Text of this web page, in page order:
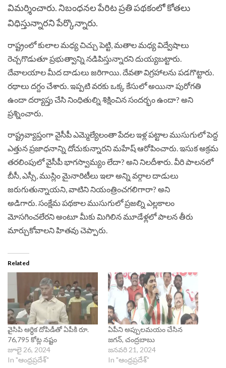
విమర్శించారు. నిబంధనల పేరిట ప్రతి పథకంలో కోతలు
విధిస్తున్నారని పేర్కొన్నారు.
రాష్ట్రంలో కులాల మధ్య చిచ్చు పెట్టి, మతాల మధ్య విద్వేషాలు
రెచ్చగొడుతూ ప్రభుత్వాన్ని నడిపిస్తున్నారని దుయ్యబట్టారు.
దేవాలయాల మీద దాడులు జరిగాయి. దేవతా విగ్రహాలను పడగొట్టారు.
రథాలు దగ్దం చేశారు. ఇప్పటి వరకు ఒక్క కేసులో అయినా పురోగతి
ఉందా దర్యాప్తు చేసి నింధితుల్ని శిక్షించిన సందర్భం ఉందా? అని
ప్రశ్నించారు.
రాష్ట్రవ్యాప్తంగా వైసీపీ ఎమ్మెల్యేలంతా పేదల ఇళ్ల పట్టాల ముసుగులో పెద్ద
ఎత్తున ప్రజాధనాన్ని దోచుకున్నారని మహేష్ ఆరోపించారు. ఇసుక అక్రమ
తరలింపులో వైసీపీ భాగస్వామ్యం లేదా? అని నిలదీశారు. వీరి పాలనలో
బీసీ, ఎస్సీ, ముస్లిం మైనారిటీలు ఇలా అన్ని వర్గాల దాడులు
జరుగుతున్నాయని, వాటిని నియంత్రించగలిగారా? అని
అడిగారు. సంక్షేమ పథకాల ముసుగులో ప్రజల్ని ఎల్లకాలం
మోసగించలేరని అంటూ మీకు మిగిలిన మూడేళ్లలో పాలన తీరు
మార్చుకోవాలని హితవు చెప్పారు.
Related
వైసిపి ఆర్ధిక దోపిడీతో ఏపీకి రూ.
76,795 కోట్ల నష్టం
జూలై 26, 2024
In "ఆంధ్రప్రదేశ్"
ఏపీని అప్పులమయం చేసిన
జగన్, చంద్రబాబు
జనవరి 21, 2024
In "ఆంధ్రప్రదేశ్"